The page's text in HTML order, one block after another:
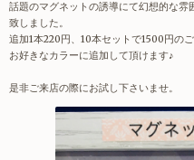
話題のマグネットの誘導にて幻想的な
致しました。
追加1本220円、10本セットで1500円のご
お好きなカラーに追加して頂けます♪
是非ご来店の際にお試し下さいませ。